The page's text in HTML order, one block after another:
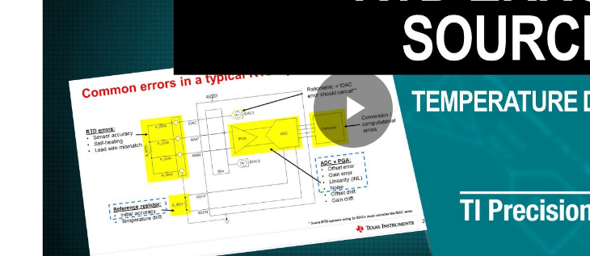
Play
Video